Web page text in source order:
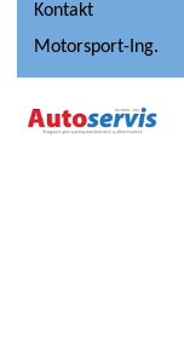
Kontakt
Motorsport-Ing.